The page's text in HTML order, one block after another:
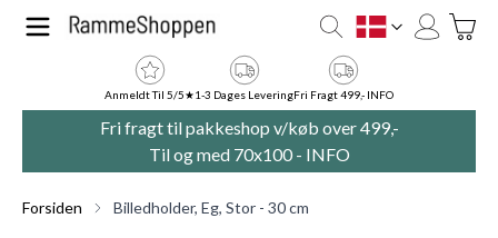
Skip to Content
DK
Anmeldt Til 5/5★1-3 Dages LeveringFri Fragt 499,- INFO
Fri fragt til pakkeshop v/køb over 499,-
Til og med 70x100 - INFO
Forsiden Billedholder, Eg, Stor - 30 cm